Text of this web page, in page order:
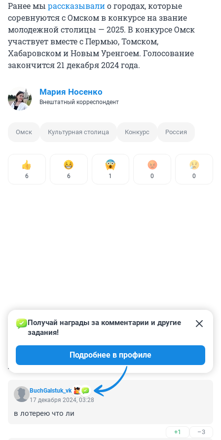
Ранее мы рассказывалио городах, которые
соревнуются с Омском в конкурсе на звание
молодежной столицы — 2025. В конкурсе Омск
участвует вместе с Пермью, Томском,
Хабаровском и Новым Уренгоем. Голосование
закончится 21 декабря 2024 года.
Мария Носенко
Внештатный корреспондент
Омск Культурная столица Конкурс Россия
6 6 1 0 0
КОММЕНТАРИИ 57
BuchGalstuk_vk
Получай награды за комментарии и другие
задания!
Подробнее в профиле
17 декабря 2024, 03:28
в лотерею что ли
+1 –3